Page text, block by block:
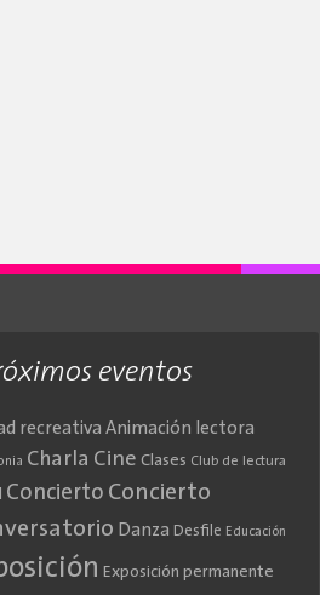
eventos
recreativa Animación lectora
Charla Cine Clases Club de lectura
Concierto Concierto
Danza Desfile Educación
Exposición permanente